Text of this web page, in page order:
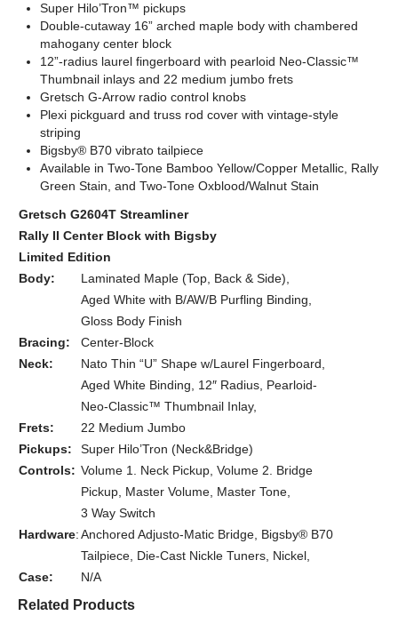
Colors
Neck, Oxblood Laurel Neck, Rally Green
Laurel Neck
Super Hilo’Tron™ pickups
Double-cutaway 16” arched maple body with chambered
mahogany center block
12”-radius laurel fingerboard with pearloid Neo-Classic™
Thumbnail inlays and 22 medium jumbo frets
Gretsch G-Arrow radio control knobs
Plexi pickguard and truss rod cover with vintage-style
striping
Bigsby® B70 vibrato tailpiece
Available in Two-Tone Bamboo Yellow/Copper Metallic, Rally
Green Stain, and Two-Tone Oxblood/Walnut Stain
Gretsch G2604T Streamliner
Rally II Center Block with Bigsby
Limited Edition
Body:
Laminated Maple (Top, Back & Side),
Aged White with B/AW/B Purfling Binding,
Gloss Body Finish
Bracing:
Center-Block
Neck:
Nato Thin “U” Shape w/Laurel Fingerboard,
Aged White Binding, 12″ Radius, Pearloid-
Neo-Classic™ Thumbnail Inlay,
Frets:
22 Medium Jumbo
Pickups:
Super Hilo’Tron (Neck&Bridge)
Controls: Volume 1. Neck Pickup, Volume 2. Bridge
Pickup, Master Volume, Master Tone,
3 Way Switch
Hardware:Anchored Adjusto-Matic Bridge, Bigsby® B70
Tailpiece, Die-Cast Nickle Tuners, Nickel,
Case:
N/A
Related Products